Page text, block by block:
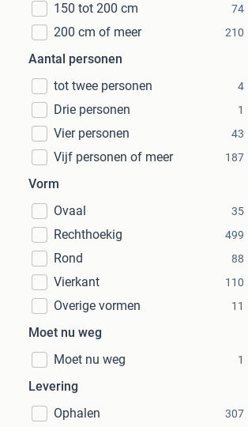
150 tot 200 cm 74
200 cm of meer 210
Aantal personen
tot twee personen
4
Drie personen 1
Vier personen 43
Vijf personen of meer 187
Vorm
Ovaal
35
Rechthoekig 499
Rond 88
Vierkant 110
Overige vormen 11
Moet nu weg
Moet nu weg
1
Levering
Ophalen
307